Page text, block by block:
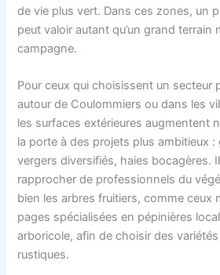
de vie plus vert. Dans ces zones, un
peut valoir autant qu’un grand terrain
campagne.
Pour ceux qui choisissent un secteur
autour de Coulommiers ou dans les
les surfaces extérieures augmentent
la porte à des projets plus ambitieux
vergers diversifiés, haies bocagères.
rapprocher de professionnels du
bien les arbres fruitiers, comme ceux
pages spécialisées en pépinières
arboricole, afin de choisir des
rustiques.